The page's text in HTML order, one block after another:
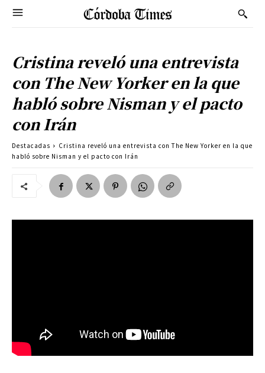
Cristina reveló una entrevista
con The New Yorker en la que
habló sobre Nisman y el pacto
con Irán
Destacadas
Cristina reveló una entrevista con The New Yorker en la que
habló sobre Nisman y el pacto con Irán